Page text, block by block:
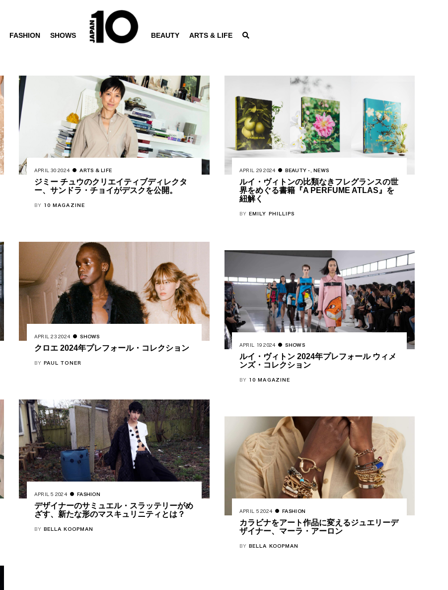
FASHION SHOWS BEAUTY ARTS & LIFE
APRIL 30 2024 ARTS & LIFE
ジミー チュウのクリエイティブディレクタ
ー、サンドラ・チョイがデスクを公開。
BY 10 MAGAZINE
APRIL 29 2024 BEAUTY NEWS
ルイ・ヴィトンの比類なきフレグランスの世
界をめぐる書籍『A PERFUME ATLAS』を
紐解く
BY EMILY PHILLIPS
APRIL 23 2024 SHOWS
クロエ 2024年プレフォール・コレクション
BY PAUL TONER
APRIL 19 2024 SHOWS
ルイ・ヴィトン 2024年プレフォール ウィメ
ンズ・コレクション
BY 10 MAGAZINE
APRIL 5 2024 FASHION
デザイナーのサミュエル・スラッテリーがめ
ざす、新たな形のマスキュリニティとは？
BY BELLA KOOPMAN
APRIL 5 2024 FASHION
カラビナをアート作品に変えるジュエリーデ
ザイナー、マーラ・アーロン
BY BELLA KOOPMAN